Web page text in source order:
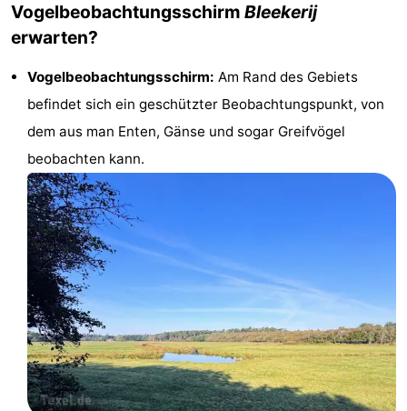
Waal
Oosterend
Natur
Aussichtspunkte
Übernachten
Appartements
Bosch
Zee
Vlijt
Hoeve
Holland
Land
en
Strandhuys
Vogelbeobachtungsschirm Bleekerij
erwarten?
Vogelbeobachtungsschirm: Am Rand des Gebiets
befindet sich ein geschützter Beobachtungspunkt, von
dem aus man Enten, Gänse und sogar Greifvögel
beobachten kann.